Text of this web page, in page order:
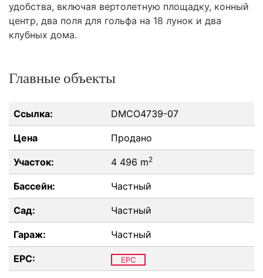
удобства, включая вертолетную площадку, конный
центр, два поля для гольфа на 18 лунок и два
клубных дома.
Главные объекты
Ссылка: DMCO4739-07
Цена Продано
Участок: 4 496 m2
Бассейн: Частный
Сад: Частный
Гараж: Частный
EPC: EPC